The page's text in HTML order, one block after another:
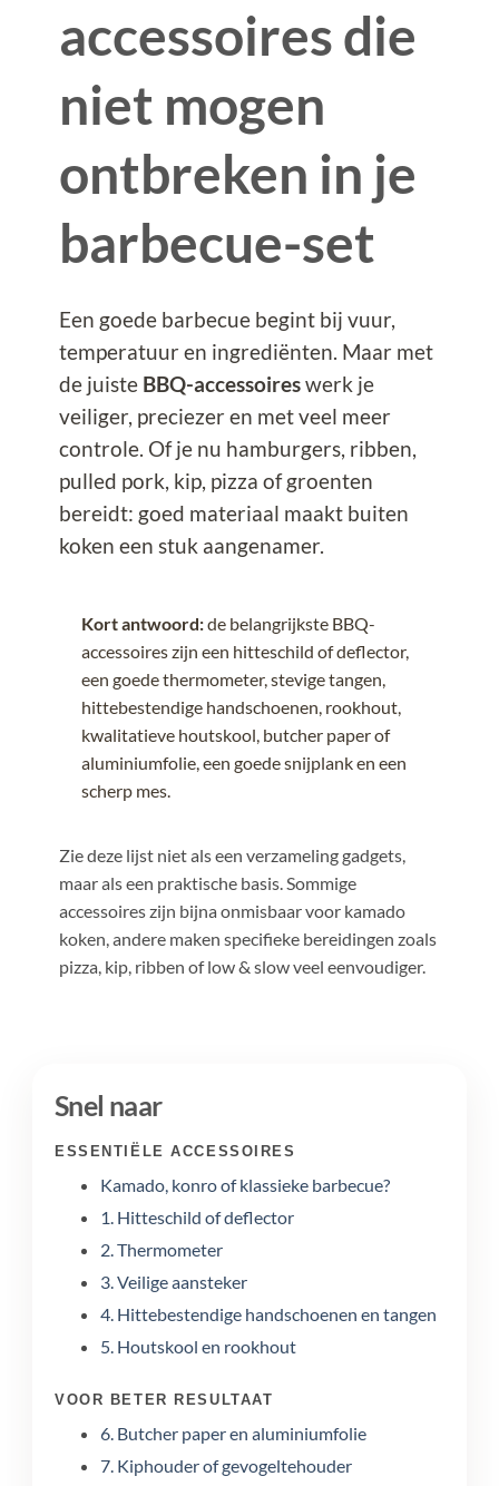
accessoires die
niet mogen
ontbreken in je
barbecue-set
Een goede barbecue begint bij vuur,
temperatuur en ingrediënten. Maar met
de juiste BBQ-accessoireswerk je
veiliger, preciezer en met veel meer
controle. Of je nu hamburgers, ribben,
pulled pork, kip, pizza of groenten
bereidt: goed materiaal maakt buiten
koken een stuk aangenamer.
Kort antwoord:de belangrijkste BBQ-
accessoires zijn een hitteschild of deflector,
een goede thermometer, stevige tangen,
hittebestendige handschoenen, rookhout,
kwalitatieve houtskool, butcher paper of
aluminiumfolie, een goede snijplank en een
scherp mes.
Zie deze lijst niet als een verzameling gadgets,
maar als een praktische basis. Sommige
accessoires zijn bijna onmisbaar voor kamado
koken, andere maken specifieke bereidingen zoals
pizza, kip, ribben of low & slow veel eenvoudiger.
Snel naar
ESSENTIËLE ACCESSOIRES
Kamado, konro of klassieke barbecue?
1. Hitteschild of deflector
2. Thermometer
3. Veilige aansteker
4. Hittebestendige handschoenen en tangen
5. Houtskool en rookhout
VOOR BETER RESULTAAT
6. Butcher paper en aluminiumfolie
7. Kiphouder of gevogeltehouder